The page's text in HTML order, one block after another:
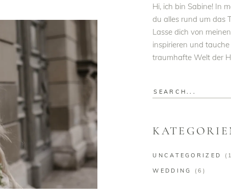
Hi, ich bin Sabine! In
du alles rund um das
Lasse dich von
inspirieren und
traumhafte Welt der
Search
UNCATEGORIZED
WEDDING (6)